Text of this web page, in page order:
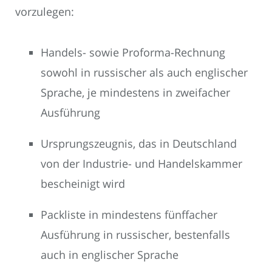
vorzulegen:
Handels- sowie Proforma-Rechnung
sowohl in russischer als auch englischer
Sprache, je mindestens in zweifacher
Ausführung
Ursprungszeugnis, das in Deutschland
von der Industrie- und Handelskammer
bescheinigt wird
Packliste in mindestens fünffacher
Ausführung in russischer, bestenfalls
auch in englischer Sprache